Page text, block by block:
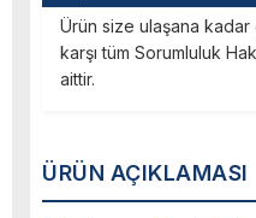
ÜRÜN AÇIKLAMASI
Ürün size ulaşana kadar
karşı tüm Sorumluluk
aittir.